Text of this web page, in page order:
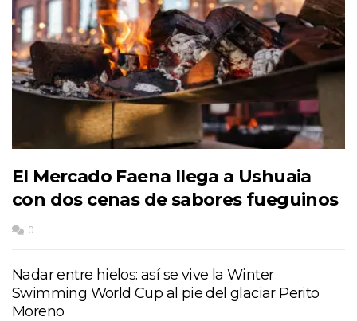
El Mercado Faena llega a Ushuaia
con dos cenas de sabores fueguinos
0
Nadar entre hielos: así se vive la Winter
Swimming World Cup al pie del glaciar Perito
Moreno